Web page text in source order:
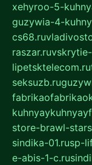
xehyroo-5-
guzywia-4-
cs68.ru
raszar.ru
lipetsktelecom.ru
seksuzb.ru
store-brawl-
sindika-01.rusp-
e-abis-1-c.ru